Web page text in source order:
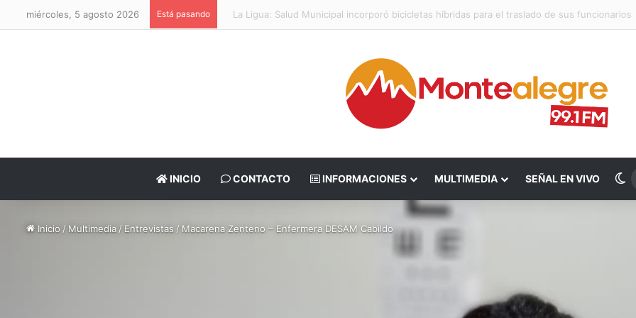
miércoles, 5 agosto 2026 Está pasando La Ligua: Salud Municipal incorporó bicicletas híbridas para el traslado de sus funcionarios
INICIO CONTACTO INFORMACIONES MULTIMEDIA SEÑAL EN VIVO
Inicio / Multimedia / Entrevistas / Macarena Zenteno – Enfermera DESAM Cabildo